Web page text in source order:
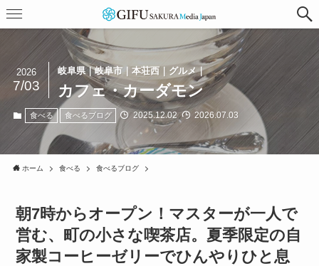
岐阜県｜岐阜市｜本荘西｜グルメ｜
カフェ・カーダモン
2026
7/03
食べる 食べるブログ 2025.12.02 2026.07.03
ホーム 食べる 食べるブログ
朝7時からオープン！マスターが一人で
営む、町の小さな喫茶店。夏季限定の自
家製コーヒーゼリーでひんやりひと息